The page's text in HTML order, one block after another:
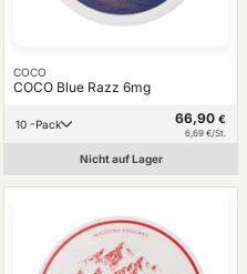
COCO
COCO Blue Razz 6mg
10 -Pack 66,90 €
6,69 €/St.
Nicht auf Lager